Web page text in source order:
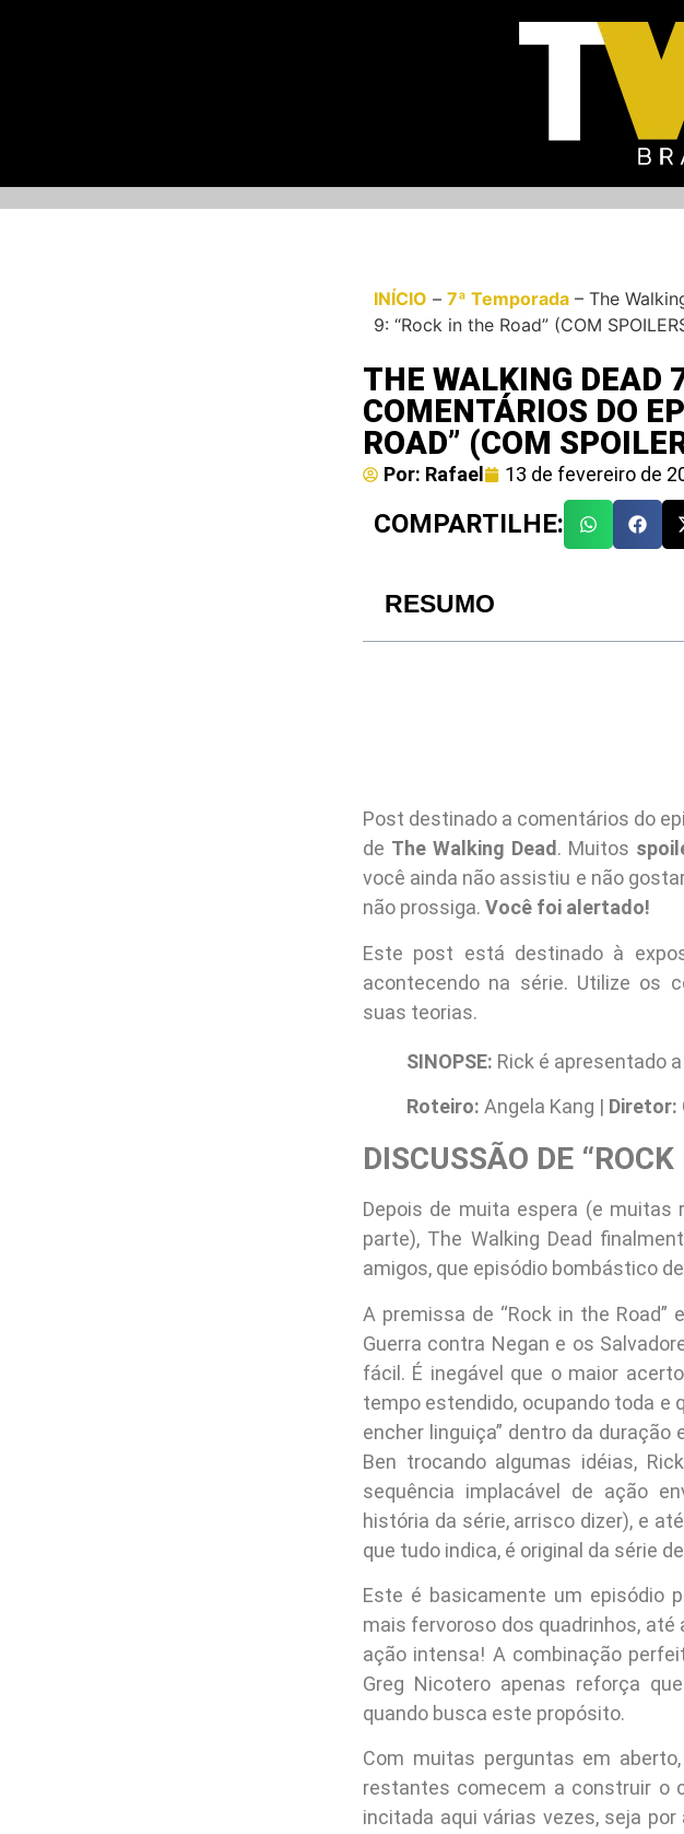
INÍCIO – 7ª Temporada – The
9: “Rock in the Road” (COM
THE WALKING DEAD
COMENTÁRIOS DO
ROAD” (COM
Por: Rafael 13 de fevereiro de
COMPARTILHE:
RESUMO
Post destinado a comentários do
de The Walking Dead. Muitos
você ainda não assistiu e não
não prossiga. Você foi alertado!
Este post está destinado à
acontecendo na série. Utilize os
suas teorias.
SINOPSE: Rick é apresentado
Roteiro: Angela Kang | Diretor:
DISCUSSÃO DE
Depois de muita espera (e
parte), The Walking Dead
amigos, que episódio bombástico
A premissa de “Rock in the
Guerra contra Negan e os
fácil. É inegável que o maior
tempo estendido, ocupando toda e
encher linguiça” dentro da duração
Ben trocando algumas idéias,
sequência implacável de ação
história da série, arrisco dizer), e
que tudo indica, é original da série
Este é basicamente um episódio
mais fervoroso dos quadrinhos,
ação intensa! A combinação
Greg Nicotero apenas reforça
quando busca este propósito.
Com muitas perguntas em
restantes comecem a construir o
incitada aqui várias vezes, seja